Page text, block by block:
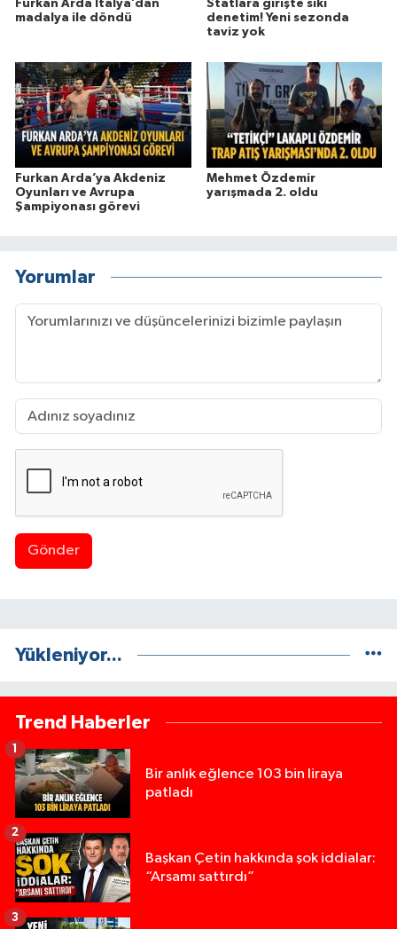
Furkan Arda İtalya’dan
madalya ile döndü
Statlara girişte sıkı
denetim! Yeni sezonda
taviz yok
Furkan Arda’ya Akdeniz
Oyunları ve Avrupa
Şampiyonası görevi
Mehmet Özdemir
yarışmada 2. oldu
Yorumlar
Gönder
Yükleniyor...
Trend Haberler
Bir anlık eğlence 103 bin liraya
patladı
1
Başkan Çetin hakkında şok iddialar:
“Arsamı sattırdı”
2
3